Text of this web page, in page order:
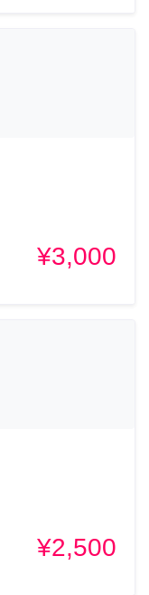
¥3,000
¥2,500